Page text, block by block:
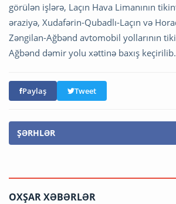
görülən işlərə, Laçın Hava Limanının
əraziyə, Xudafərin-Qubadlı-Laçın və
Zəngilan-Ağbənd avtomobil yollarının
Ağbənd dəmir yolu xəttinə baxış keçirilib.
Paylaş Tweet
ŞƏRHLƏR
OXŞAR XƏBƏRLƏR